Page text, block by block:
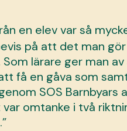
en elev var så
på att det man
lärare ger man av
få en gåva som
SOS Barnbyars
omtanke i två